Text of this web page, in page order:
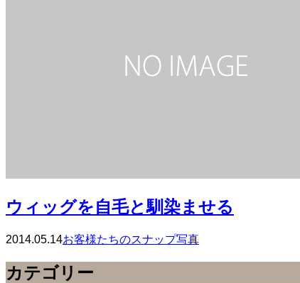
ウィッグを自毛と馴染ませる
2014.05.14お客様たちのスナップ写真
カテゴリー